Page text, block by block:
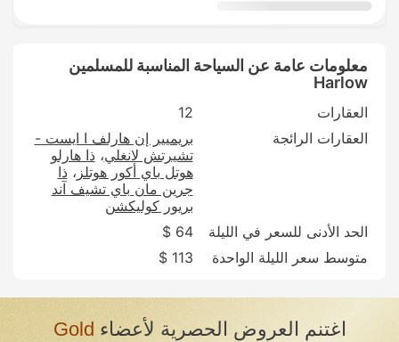
معلومات عامة عن السياحة المناسبة للمسلمين
Harlow
العقارات
12
العقارات الرائجة
بريميير إن هارلف ا ايست -
تشيرتش لانغلي ذا هارلو
هوتل باي أكور هوتلز
ذا
جرين مان باي تشيف آند
بريور كوليكشن
الحد الأدنى للسعر في الليلة
64 $
متوسط سعر الليلة الواحدة
113 $
اغتنم العروض الحصرية لأعضاءGold